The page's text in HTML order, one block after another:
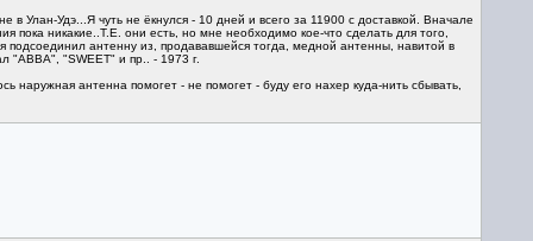
в Улан-Удэ...Я чуть не ёкнулся - 10 дней и всего за 11900 с доставкой. Вначале
пока никакие..Т.Е. они есть, но мне необходимо кое-что сделать для того,
антенну из, продававшейся тогда, медной антенны, навитой в
"АBBА", "SWEET" и пр.. - 1973 г.
антенна помогет - не помогет - буду его нахер куда-нить сбывать,